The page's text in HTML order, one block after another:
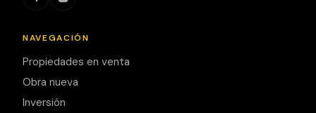
NAVEGACIÓN
Propiedades en venta
Obra nueva
Inversión